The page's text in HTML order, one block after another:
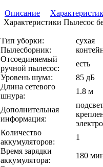
Описание
Характеристики Пылесос
Тип уборки:
сухая
Пылесборник:
Отсоединяемый
ручной пылесос:
есть
Уровень шума:
85 дБ
Длина сетевого
шнура:
1.8 м
Дополнительная
информация:
Количество
аккумуляторов:
1
Время зарядки
аккумулятора:
180